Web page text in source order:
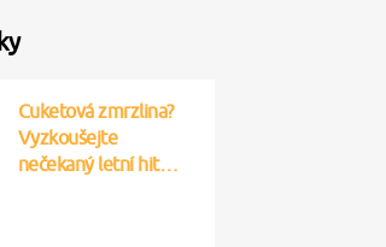
Cuketová zmrzlina?
Vyzkoušejte
nečekaný letní hit…